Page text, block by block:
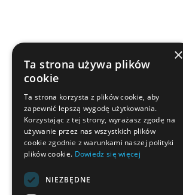
×
Ta strona używa plików
cookie
Ta strona korzysta z plików cookie, aby
zapewnić lepszą wygodę użytkowania.
Korzystając z tej strony, wyrażasz zgodę na
używanie przez nas wszystkich plików
cookie zgodnie z warunkami naszej polityki
plików cookie. Dowiedz się więcej
NIEZBĘDNE